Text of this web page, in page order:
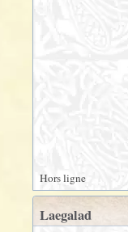
Hors ligne
Laegalad